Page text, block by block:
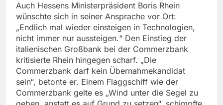
Auch Hessens Ministerpräsident Boris Rhein
wünschte sich in seiner Ansprache vor Ort:
„Endlich mal wieder einsteigen in Technologien,
nicht immer nur aussteigen.“ Den Einstieg der
italienischen Großbank bei der Commerzbank
kritisierte Rhein hingegen scharf. „Die
Commerzbank darf kein Übernahmekandidat
sein“, betonte er. Einem Flaggschiff wie der
Commerzbank gelte es „Wind unter die Segel zu